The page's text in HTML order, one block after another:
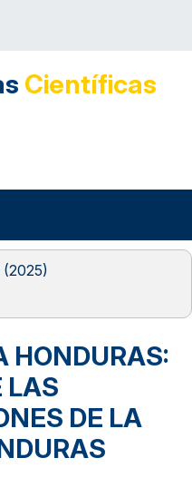
Científicas
HONDURAS:
LAS
DE LA